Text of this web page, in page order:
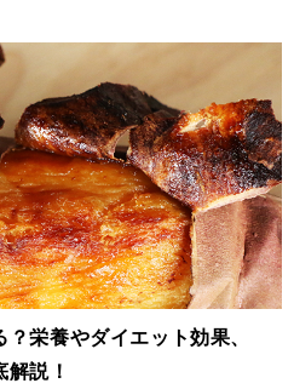
栄養やダイエット効果、
説！